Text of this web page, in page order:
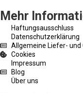
Mehr
Haftungsausschluss
Datenschutzerklärung
Allgemeine Liefer-
Cookies
Impressum
Blog
Über uns